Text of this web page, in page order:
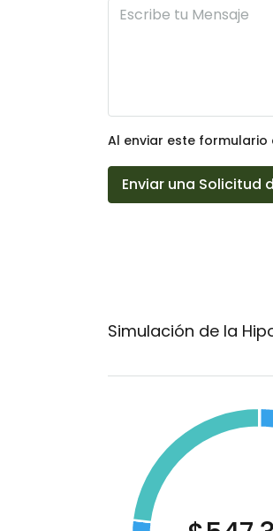
Al enviar este formulario
Enviar una Solicitud
Simulación de la